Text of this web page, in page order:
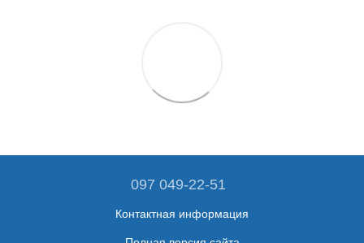
097 049-22-51
Контактная информация